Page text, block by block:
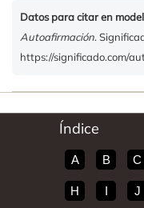
Datos para citar en
Autoafirmación.
https://significado.com/
Índice
A B C
H J